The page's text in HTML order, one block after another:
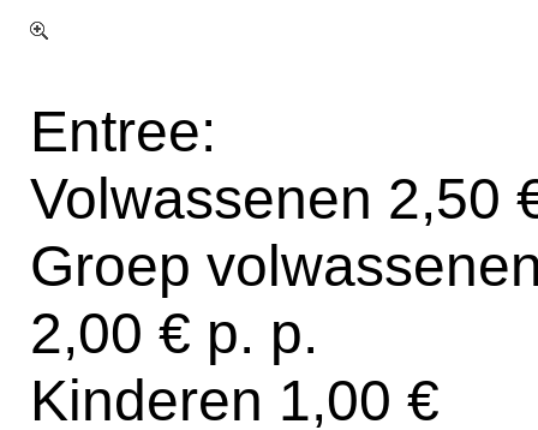
Entree:
Volwassenen 2,50
Groep
2,00 € p. p.
Kinderen 1,00 €